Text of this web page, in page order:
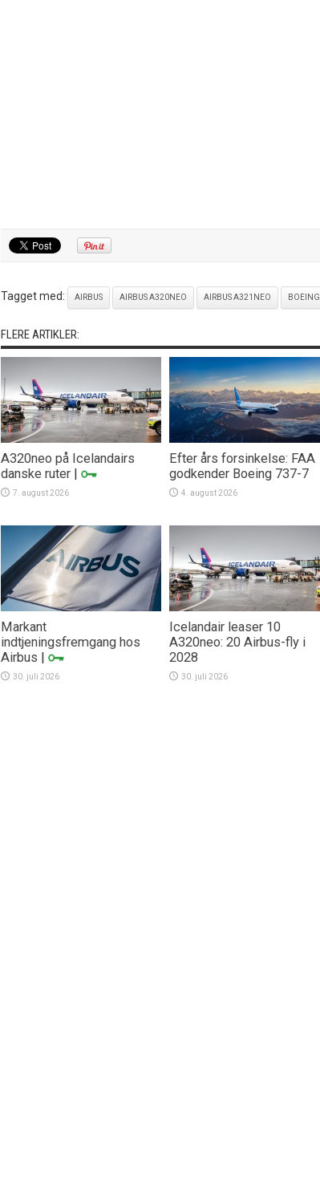
Tagget med: AIRBUS AIRBUS A320NEO AIRBUS A321NEO BOEING
FLERE ARTIKLER:
A320neo på Icelandairs
danske ruter |
7. august 2026
Efter års forsinkelse: FAA
godkender Boeing 737-7
4. august 2026
Markant
indtjeningsfremgang hos
Airbus |
30. juli 2026
Icelandair leaser 10
A320neo: 20 Airbus-fly i
2028
30. juli 2026